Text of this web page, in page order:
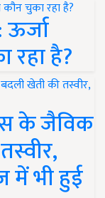
रहा है?
के जैविक
में भी हुई